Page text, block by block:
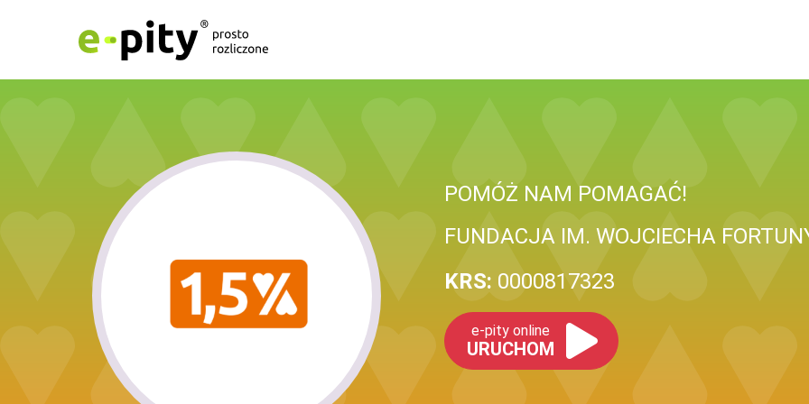
POMÓŻ NAM POMAGAĆ!
FUNDACJA IM. WOJCIECHA
KRS: 0000817323
e-pity online
URUCHOM